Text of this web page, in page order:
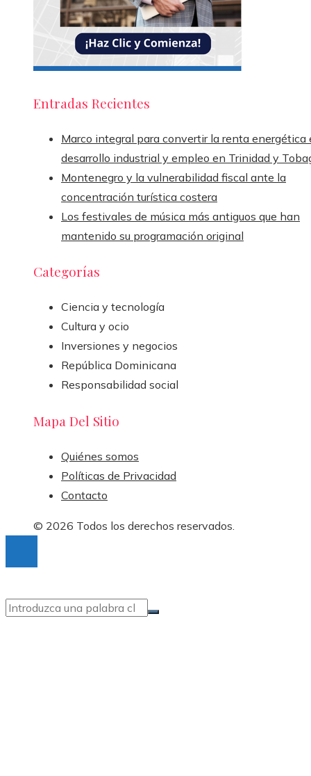
Entradas Recientes
Marco integral para convertir la renta energética
desarrollo industrial y empleo en Trinidad y
Montenegro y la vulnerabilidad fiscal ante la
concentración turística costera
Los festivales de música más antiguos que han
mantenido su programación original
Categorías
Ciencia y tecnología
Cultura y ocio
Inversiones y negocios
República Dominicana
Responsabilidad social
Mapa Del Sitio
Quiénes somos
Políticas de Privacidad
Contacto
© 2026 Todos los derechos reservados.